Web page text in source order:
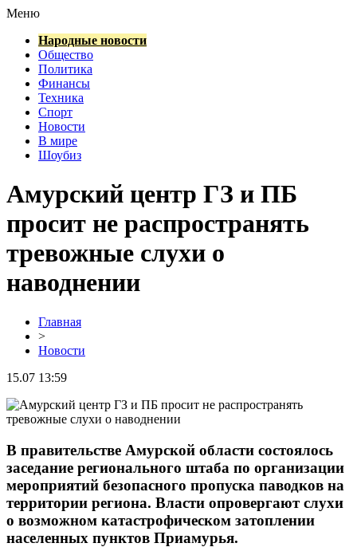
Меню
Народные новости
Общество
Политика
Финансы
Техника
Спорт
Новости
В мире
Шоубиз
Амурский центр ГЗ и ПБ
просит не распространять
тревожные слухи о
наводнении
Главная
>
Новости
15.07 13:59
В правительстве Амурской области состоялось
заседание регионального штаба по организации
мероприятий безопасного пропуска паводков на
территории региона. Власти опровергают слухи
о возможном катастрофическом затоплении
населенных пунктов Приамурья.